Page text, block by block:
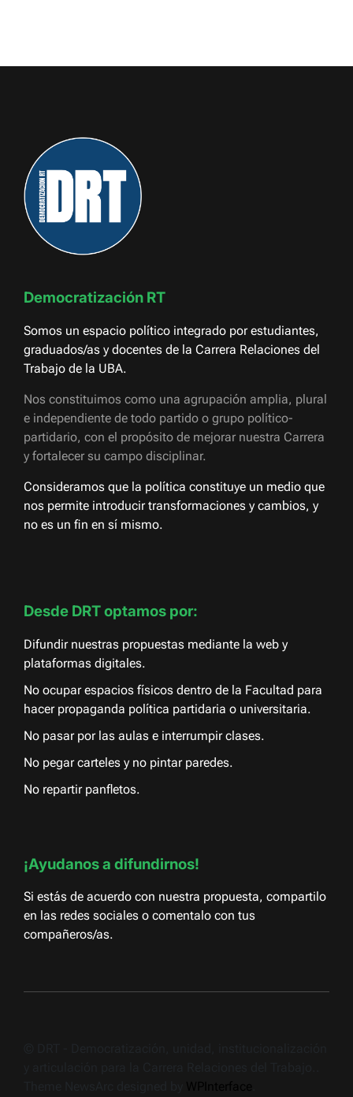
Democratización RT
Somos un espacio político integrado por estudiantes,
graduados/as y docentes de la Carrera Relaciones del
Trabajo de la UBA.
Nos constituimos como una agrupación amplia, plural
e independiente de todo partido o grupo político-
partidario, con el propósito de mejorar nuestra Carrera
y fortalecer su campo disciplinar.
Consideramos que la política constituye un medio que
nos permite introducir transformaciones y cambios, y
no es un fin en sí mismo.
Desde DRT optamos por:
Difundir nuestras propuestas mediante la web y
plataformas digitales.
No ocupar espacios físicos dentro de la Facultad para
hacer propaganda política partidaria o universitaria.
No pasar por las aulas e interrumpir clases.
No pegar carteles y no pintar paredes.
No repartir panfletos.
¡Ayudanos a difundirnos!
Si estás de acuerdo con nuestra propuesta, compartilo
en las redes sociales o comentalo con tus
compañeros/as.